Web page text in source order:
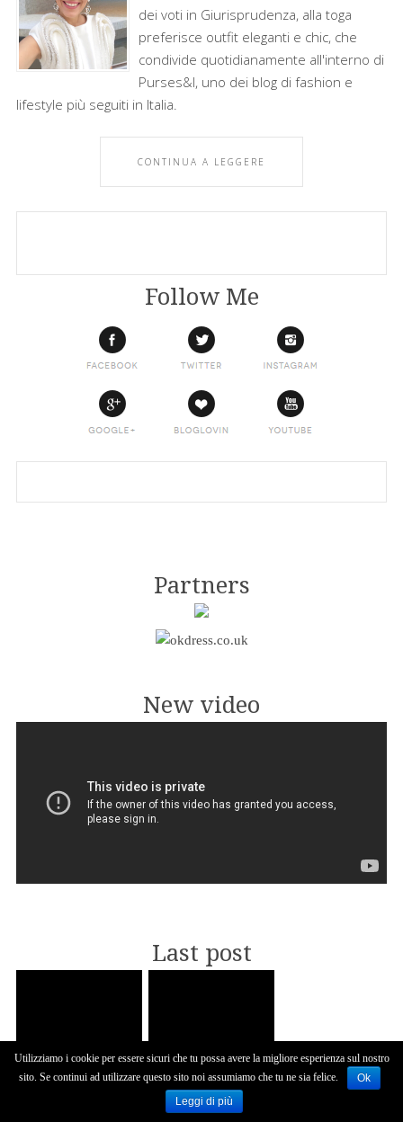
dei voti in Giurisprudenza, alla toga
preferisce outfit eleganti e chic, che
condivide quotidianamente all'interno di
Purses&I, uno dei blog di fashion e
lifestyle più seguiti in Italia.
CONTINUA A LEGGERE
Follow Me
Partners
New video
Last post
READY, STEADY, GO:
MATRIMONIO
BORROMEO -
CASIRAGHI: TU...
Utilizziamo i cookie per essere sicuri che tu possa avere la migliore esperienza sul nostro
sito. Se continui ad utilizzare questo sito noi assumiamo che tu ne sia felice.
Ok
Leggi di più